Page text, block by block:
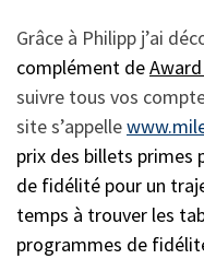
Grâce à Philipp j’ai
complément de
suivre tous vos
site s’appelle
prix des billets primes
de fidélité pour un
temps à trouver les
programmes de